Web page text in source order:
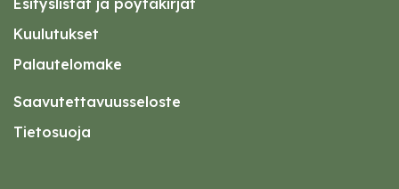
Esityslistat ja pöytäkirjat
Kuulutukset
Palautelomake
Saavutettavuusseloste
Tietosuoja